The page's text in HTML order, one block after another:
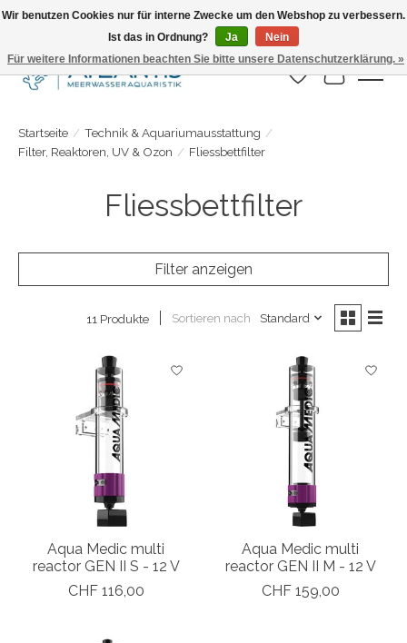
Täglicher Versand. Bestelle bis 15.00 Uhr
Wunschzettel
Ihr
Startseite / Technik & Aquariumausstattung /
Filter, Reaktoren, UV & Ozon / Fliessbettfilter
Fliessbettfilter
Filter anzeigen
11 Produkte Sortieren nach Standard
Aqua Medic multi
reactor GEN II S - 12 V
CHF 116,00
Aqua Medic multi
reactor GEN II M - 12 V
CHF 159,00
Wir benutzen Cookies nur für interne Zwecke um den Webshop zu verbessern.
Ist das in Ordnung?
Ja
Nein
Für weitere Informationen beachten Sie bitte unsere Datenschutzerklärung. »